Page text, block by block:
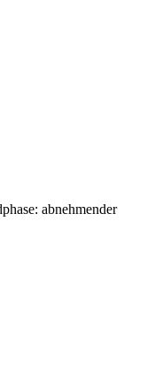
abnehmender